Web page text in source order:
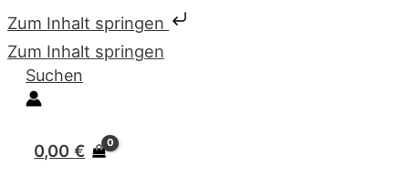
Zum Inhalt springen
Zum Inhalt springen
Suchen
0,00€